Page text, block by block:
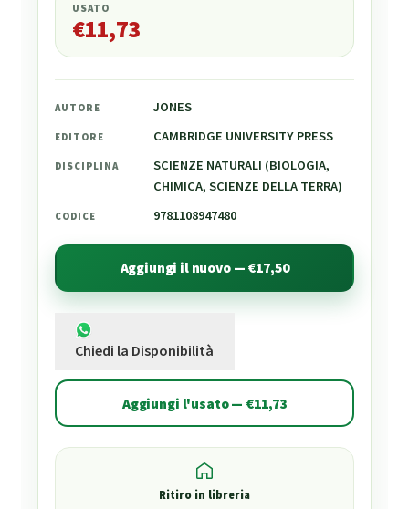
USATO
€11,73
AUTORE JONES
EDITORE CAMBRIDGE UNIVERSITY PRESS
DISCIPLINA
SCIENZE NATURALI (BIOLOGIA,
CHIMICA, SCIENZE DELLA TERRA)
CODICE 9781108947480
Aggiungi il nuovo — €17,50
Chiedi la Disponibilità
Aggiungi l'usato — €11,73
Ritiro in libreria